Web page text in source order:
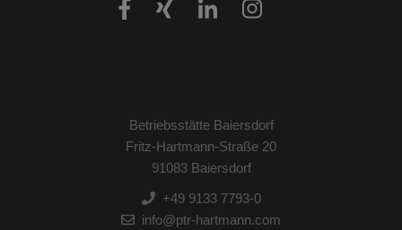
Betriebsstätte Baiersdorf
Fritz-Hartmann-Straße 20
91083 Baiersdorf
+49 9133 7793-0
info@ptr-hartmann.com